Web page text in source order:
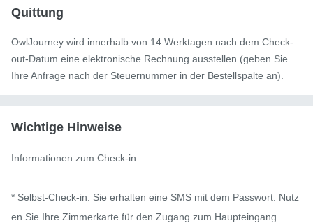
Quittung
OwlJourney wird innerhalb von 14 Werktagen nach dem Check-
out-Datum eine elektronische Rechnung ausstellen (geben Sie
Ihre Anfrage nach der Steuernummer in der Bestellspalte an).
Wichtige Hinweise
Informationen zum Check-in
* Selbst-Check-in: Sie erhalten eine SMS mit dem Passwort. Nutz
en Sie Ihre Zimmerkarte für den Zugang zum Haupteingang.